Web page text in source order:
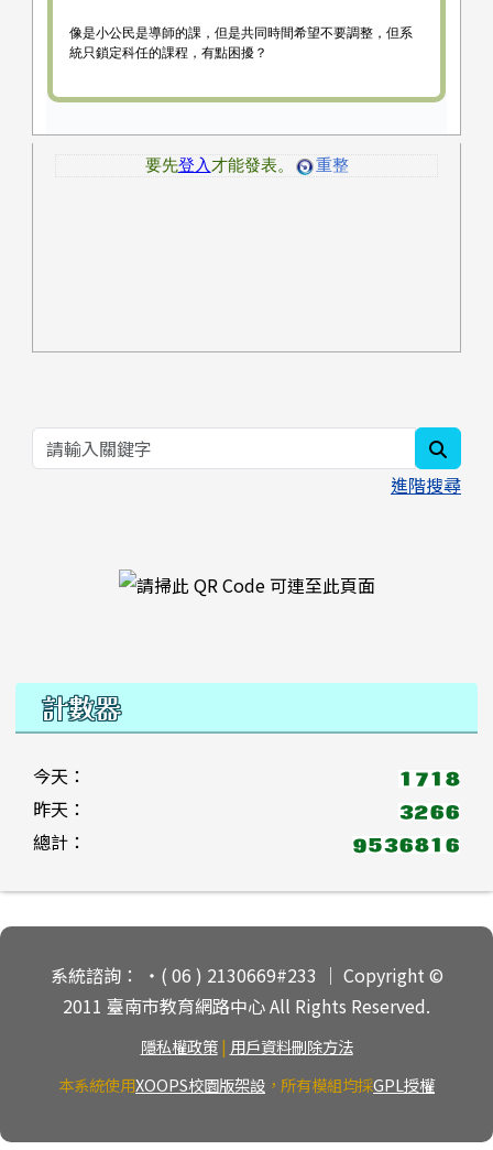
進階搜尋
右邊區域內容
計數器
今天：
昨天：
總計：
頁尾區域內容
系統諮詢： ‧( 06 ) 2130669#233 ｜ Copyright ©
2011 臺南市教育網路中心 All Rights Reserved.
隱私權政策| 用戶資料刪除方法
本系統使用XOOPS校園版架設 ，所有模組均採GPL授權